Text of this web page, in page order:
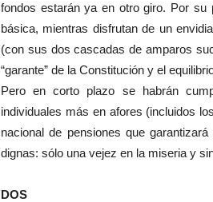
fondos estarán ya en otro giro. Por su
básica, mientras disfrutan de un
(con sus dos cascadas de amparos
“garante” de la Constitución y el
Pero en corto plazo se habrán
individuales más en afores (incluidos
nacional de pensiones que
dignas: sólo una vejez en la miseria y
DOS